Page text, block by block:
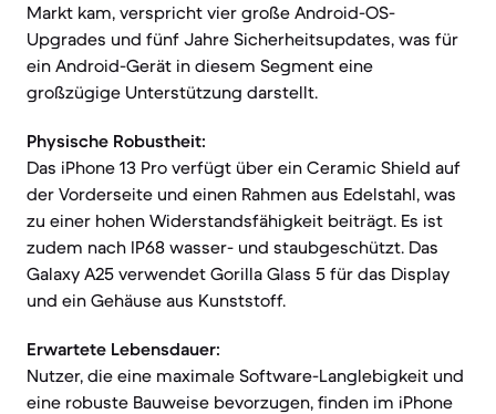
Markt kam, verspricht vier große Android-OS-
Upgrades und fünf Jahre Sicherheitsupdates, was für
ein Android-Gerät in diesem Segment eine
großzügige Unterstützung darstellt.
Physische Robustheit:
Das iPhone 13 Pro verfügt über ein Ceramic Shield auf
der Vorderseite und einen Rahmen aus Edelstahl, was
zu einer hohen Widerstandsfähigkeit beiträgt. Es ist
zudem nach IP68 wasser- und staubgeschützt. Das
Galaxy A25 verwendet Gorilla Glass 5 für das Display
und ein Gehäuse aus Kunststoff.
Erwartete Lebensdauer:
Nutzer, die eine maximale Software-Langlebigkeit und
eine robuste Bauweise bevorzugen, finden im iPhone